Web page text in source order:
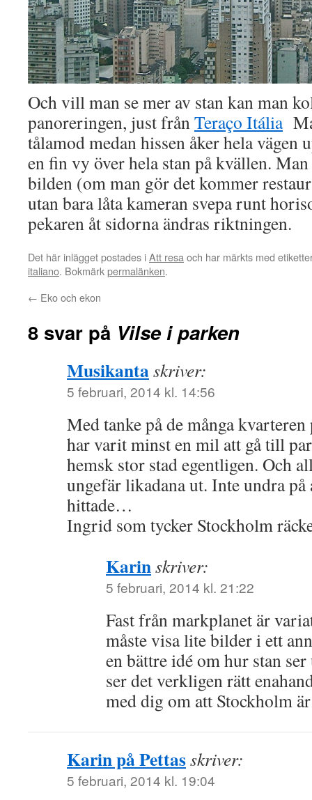
Och vill man se mer av stan kan man
panoreringen, just frånTeraço Itália
tålamod medan hissen åker hela vägen
en fin vy över hela stan på kvällen.
bilden (om man gör det kommer
utan bara låta kameran svepa runt
pekaren åt sidorna ändras riktningen.
Det här inlägget postades iAtt resaoch har märkts med
italiano. Bokmärkpermalänken.
← Eko och ekon
8 svar på Vilse i parken
Musikantaskriver:
5 februari, 2014 kl. 14:56
Med tanke på de många
har varit minst en mil att gå till
hemsk stor stad egentligen. Och
ungefär likadana ut. Inte undra
hittade…
Ingrid som tycker Stockholm
Karinskriver:
5 februari, 2014 kl. 21:22
Fast från markplanet är
måste visa lite bilder i ett
en bättre idé om hur stan
ser det verkligen rätt
med dig om att Stockholm
Karin på Pettasskriver:
5 februari, 2014 kl. 19:04